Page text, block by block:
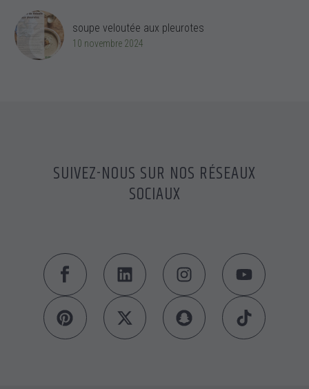
soupe veloutée aux pleurotes
10 novembre 2024
SUIVEZ-NOUS SUR NOS RÉSEAUX
SOCIAUX